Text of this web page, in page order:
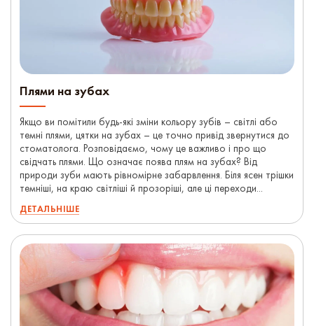
Плями на зубах
Якщо ви помітили будь-які зміни кольору зубів – світлі або
темні плями, цятки на зубах – це точно привід звернутися до
стоматолога. Розповідаємо, чому це важливо і про що
свідчать плями. Що означає поява плям на зубах? Від
природи зуби мають рівномірне забарвлення. Біля ясен трішки
темніші, на краю світліші й прозоріші, але ці переходи...
ДЕТАЛЬНІШЕ